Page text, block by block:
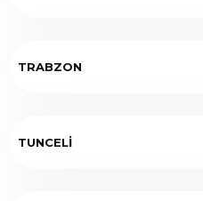
TRABZON
TUNCELİ